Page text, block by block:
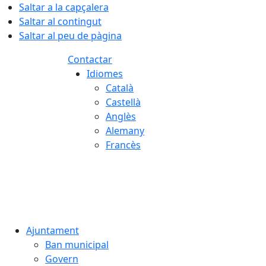
Saltar a la capçalera
Saltar al contingut
Saltar al peu de pàgina
Contactar
Idiomes
Català
Castellà
Anglès
Alemany
Francès
Ajuntament
Ban municipal
Govern